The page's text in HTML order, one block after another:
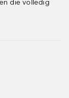
die volledig